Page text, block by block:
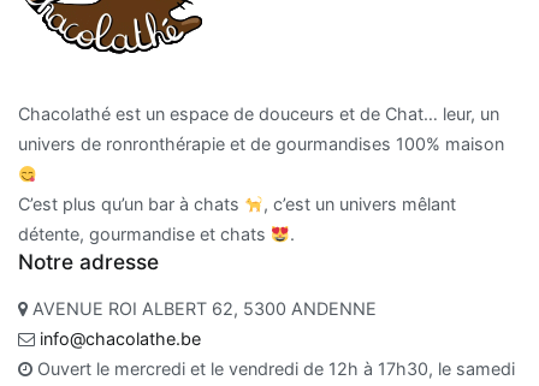
Chacolathé est un espace de douceurs et de Chat… leur, un
univers de ronronthérapie et de gourmandises 100% maison
C’est plus qu’un bar à chats
, c’est un univers mêlant
détente, gourmandise et chats
.
Notre adresse
AVENUE ROI ALBERT 62, 5300 ANDENNE
info@chacolathe.be
Ouvert le mercredi et le vendredi de 12h à 17h30, le samedi